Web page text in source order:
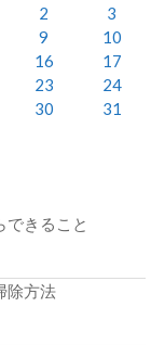
2
3
9
10
16
17
23
24
30
31
きること
除方法